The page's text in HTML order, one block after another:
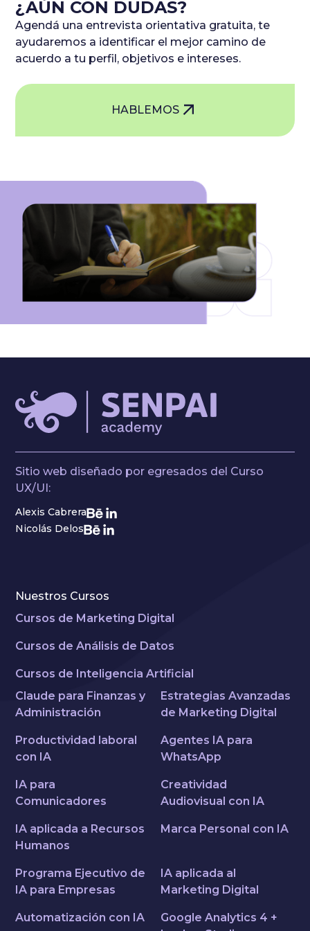
consultanos y te ayudamos!
¿AÚN CON DUDAS?
Agendá una entrevista orientativa gratuita, te
ayudaremos a identificar el mejor camino de
acuerdo a tu perfil, objetivos e intereses.
HABLEMOS
Sitio web diseñado por egresados del Curso
UX/UI:
Alexis Cabrera
Nicolás Delos
Nuestros Cursos
Cursos de Marketing Digital
Cursos de Análisis de Datos
Cursos de Inteligencia Artificial
Claude para Finanzas y
Administración
Estrategias Avanzadas
de Marketing Digital
Productividad laboral
con IA
Agentes IA para
WhatsApp
IA para
Comunicadores
Creatividad
Audiovisual con IA
IA aplicada a Recursos
Humanos
Marca Personal con IA
Programa Ejecutivo de
IA para Empresas
IA aplicada al
Marketing Digital
Automatización con IA
Google Analytics 4 +